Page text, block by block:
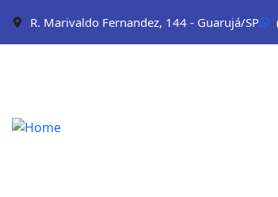
R. Marivaldo Fernandez, 144 - Guarujá/SP